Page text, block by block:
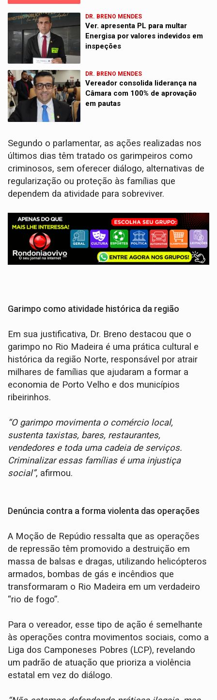
DR. BRENO MENDES
Ver. apresenta PL para multar
Energisa por valores indevidos em
inspeções
DR. BRENO MENDES
Vereador consolida liderança na
Câmara com 100% de aprovação
em pautas
Segundo o parlamentar, as ações realizadas nos
últimos dias têm tratado os garimpeiros como
criminosos, sem oferecer diálogo, alternativas de
regularização ou proteção às famílias que
dependem da atividade para sobreviver.
Garimpo como atividade histórica da região
Em sua justificativa, Dr. Breno destacou que o
garimpo no Rio Madeira é uma prática cultural e
histórica da região Norte, responsável por atrair
milhares de famílias que ajudaram a formar a
economia de Porto Velho e dos municípios
ribeirinhos.
“O garimpo movimenta o comércio local,
sustenta taxistas, bares, restaurantes,
vendedores e toda uma cadeia de serviços.
Criminalizar essas famílias é uma injustiça
social”, afirmou.
Denúncia contra a forma violenta das operações
A Moção de Repúdio ressalta que as operações
de repressão têm promovido a destruição em
massa de balsas e dragas, utilizando helicópteros
armados, bombas de gás e incêndios que
transformaram o Rio Madeira em um verdadeiro
“rio de fogo”.
Para o vereador, esse tipo de ação é semelhante
às operações contra movimentos sociais, como a
Liga dos Camponeses Pobres (LCP), revelando
um padrão de atuação que prioriza a violência
estatal em vez do diálogo.